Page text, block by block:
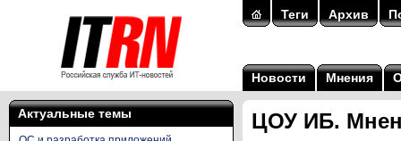
Теги Архив
Новости Мнения
Актуальные темы ЦОУ ИБ.